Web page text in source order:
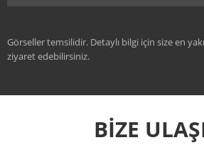
Görseller temsilidir. Detaylı bilgi için size en
ziyaret edebilirsiniz.
BİZE